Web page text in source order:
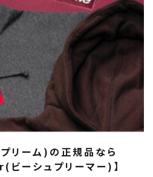
リーム)の正規品なら
ーシュプリーマー)】